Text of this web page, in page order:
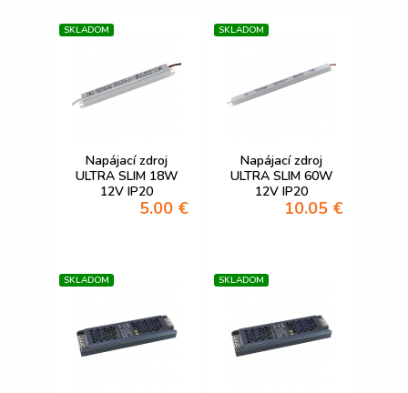
Napájací zdroj
ULTRA SLIM 18W
12V IP20
5.00 €
SKLADOM
Napájací zdroj
ULTRA SLIM 60W
12V IP20
10.05 €
SKLADOM
SKLADOM SKLADOM